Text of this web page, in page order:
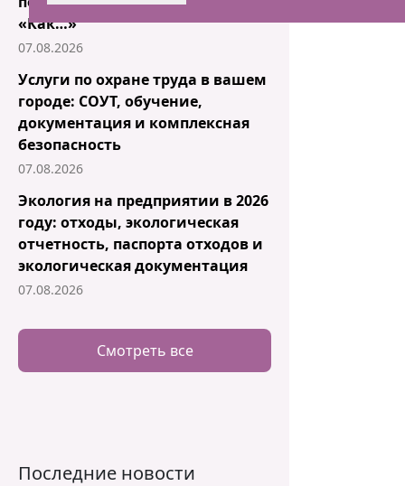
«Как…»
07.08.2026
Услуги по охране труда в вашем
городе: СОУТ, обучение,
документация и комплексная
безопасность
07.08.2026
Экология на предприятии в 2026
году: отходы, экологическая
отчетность, паспорта отходов и
экологическая документация
07.08.2026
Смотреть все
Последние новости